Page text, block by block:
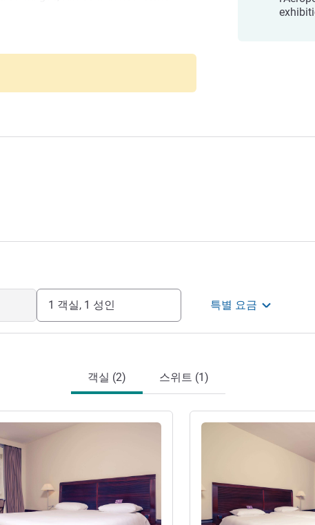
stay. Enjoy the unique charms
this area known as the Petite
cuisine of Southern
1 객실, 1 성인 특별 요금
객실 (2) 스위트 (1)
세부 정보 보기